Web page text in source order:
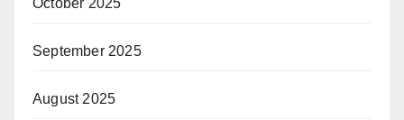
October 2025
September 2025
August 2025